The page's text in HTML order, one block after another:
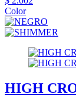
Color
HIGH